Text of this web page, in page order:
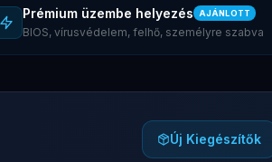
Prémium üzembe helyezés AJÁNLOTT
BIOS, vírusvédelem, felhő, személyre szabva
Új Kiegészítők